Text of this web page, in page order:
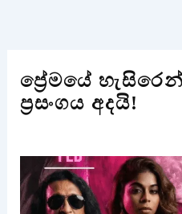
ප්‍රේමයේ
ප්‍රසංගය අදයි!